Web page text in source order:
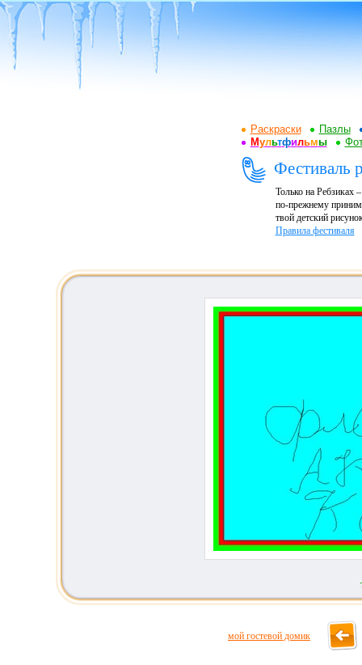
Раскраски
Пазлы
Мультфильмы
Фестиваль
Только на Ребзиках
по-прежнему
твой детский
Правила фестиваля
мой гостевой домик